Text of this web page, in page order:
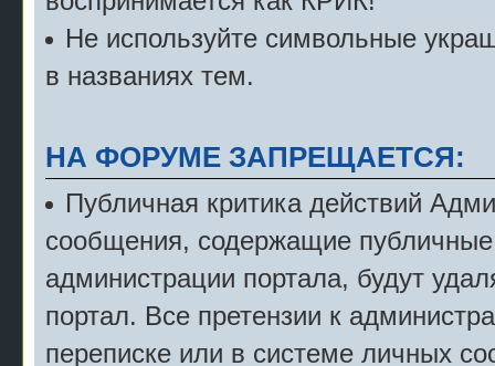
Не используйте символьные
в названиях тем.
НА ФОРУМЕ ЗАПРЕЩАЕТСЯ:
Публичная критика действий
сообщения, содержащие
администрации портала, будут
портал. Все претензии к
переписке или в системе личных